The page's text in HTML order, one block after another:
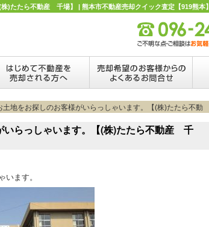
)たたら不動産 千場】 | 熊本市不動産売却クイック査定【919熊本】
地をお探しのお客様がいらっしゃいます。【(株)たたら不動
いらっしゃいます。【(株)たたら不動産 千
います。